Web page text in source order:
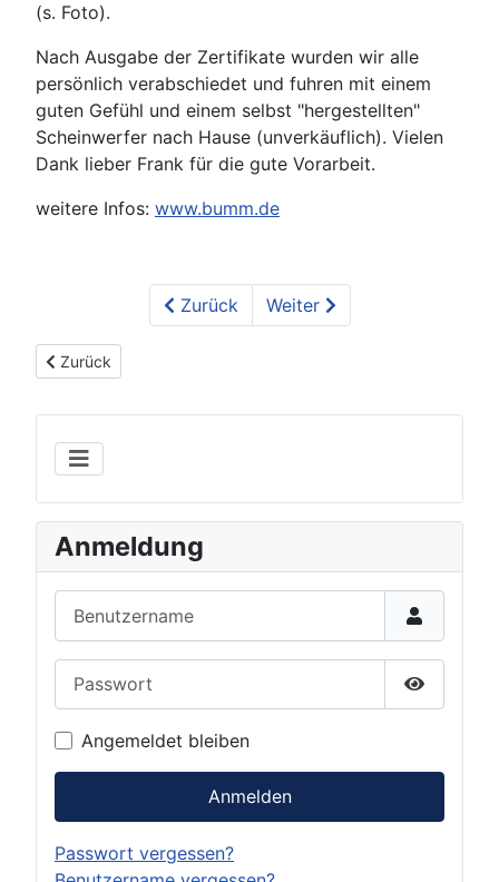
Anmeldung
Show
Angemeldet bleiben
Anmelden
Passwort vergessen?
(s. Foto).
Nach Ausgabe der Zertifikate wurden wir alle
persönlich verabschiedet und fuhren mit einem
guten Gefühl und einem selbst "hergestellten"
Scheinwerfer nach Hause (unverkäuflich). Vielen
Dank lieber Frank für die gute Vorarbeit.
weitere Infos: www.bumm.de
Zurück Weiter
Vorheriger Beitrag: Fortbildungen Fahrradtechnik 2025-2026
Zurück